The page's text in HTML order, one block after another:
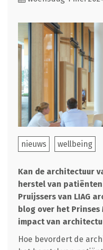
nieuws wellbeing
Kan de architectuur
herstel van
Pruijssers van LIAG
blog over het Prinses
impact van
Hoe bevordert de